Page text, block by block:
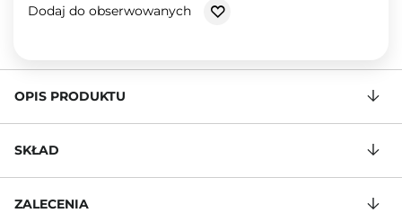
Dodaj do obserwowanych
OPIS PRODUKTU
SKŁAD
ZALECENIA